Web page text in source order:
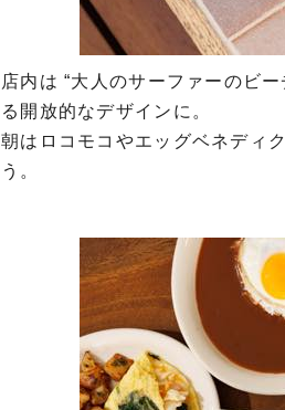
店内は “大人のサーファーのビ
る開放的なデザインに。
朝はロコモコやエッグベネディ
う。